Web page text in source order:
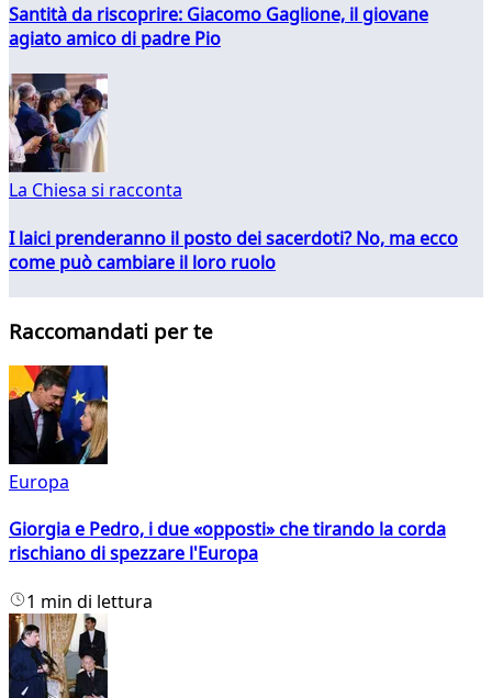
Santità da riscoprire: Giacomo Gaglione, il giovane
agiato amico di padre Pio
La Chiesa si racconta
I laici prenderanno il posto dei sacerdoti? No, ma ecco
come può cambiare il loro ruolo
Raccomandati per te
Europa
Giorgia e Pedro, i due «opposti» che tirando la corda
rischiano di spezzare l'Europa
1 min di lettura